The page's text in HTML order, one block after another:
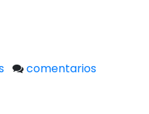
comentarios